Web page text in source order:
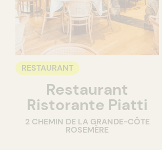
RESTAURANT
Restaurant
Ristorante Piatti
2 CHEMIN DE LA GRANDE-CÔTE
ROSEMÈRE